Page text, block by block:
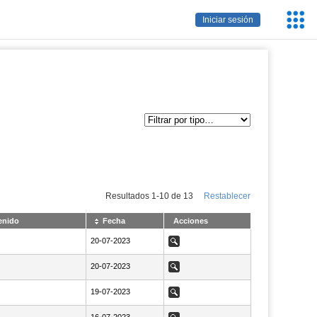
Iniciar sesión
Resultados 1 -10de 13 Restablecer
Fecha Acciones
NaN20-07-2023
20-07-2023 Ver
NaN20-07-2023
20-07-2023 Ver
NaN19-07-2023
19-07-2023 Ver